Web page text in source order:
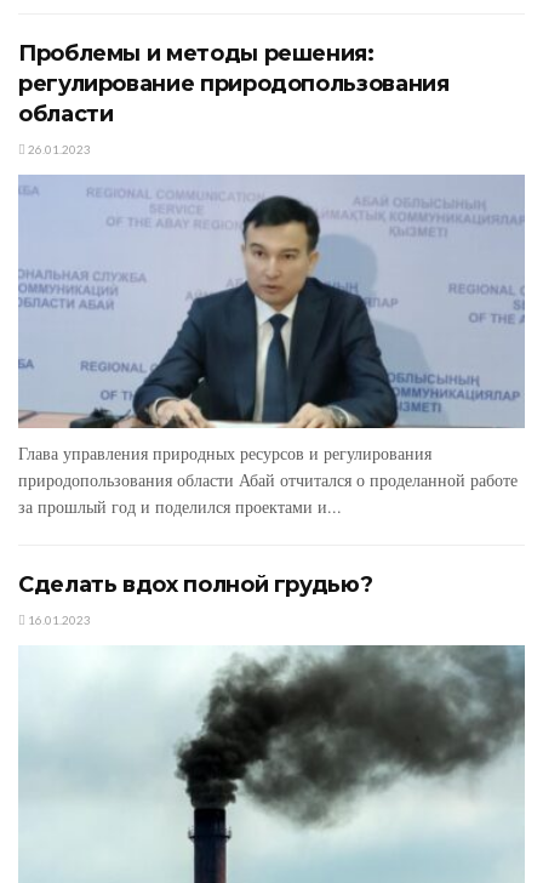
Проблемы и методы решения:
регулирование природопользования
области
26.01.2023
Глава управления природных ресурсов и ре­гулирования
природопользования области Абай отчитался о проделанной работе
за прош­лый год и поделился проектами и...
Сделать вдох полной грудью?
16.01.2023